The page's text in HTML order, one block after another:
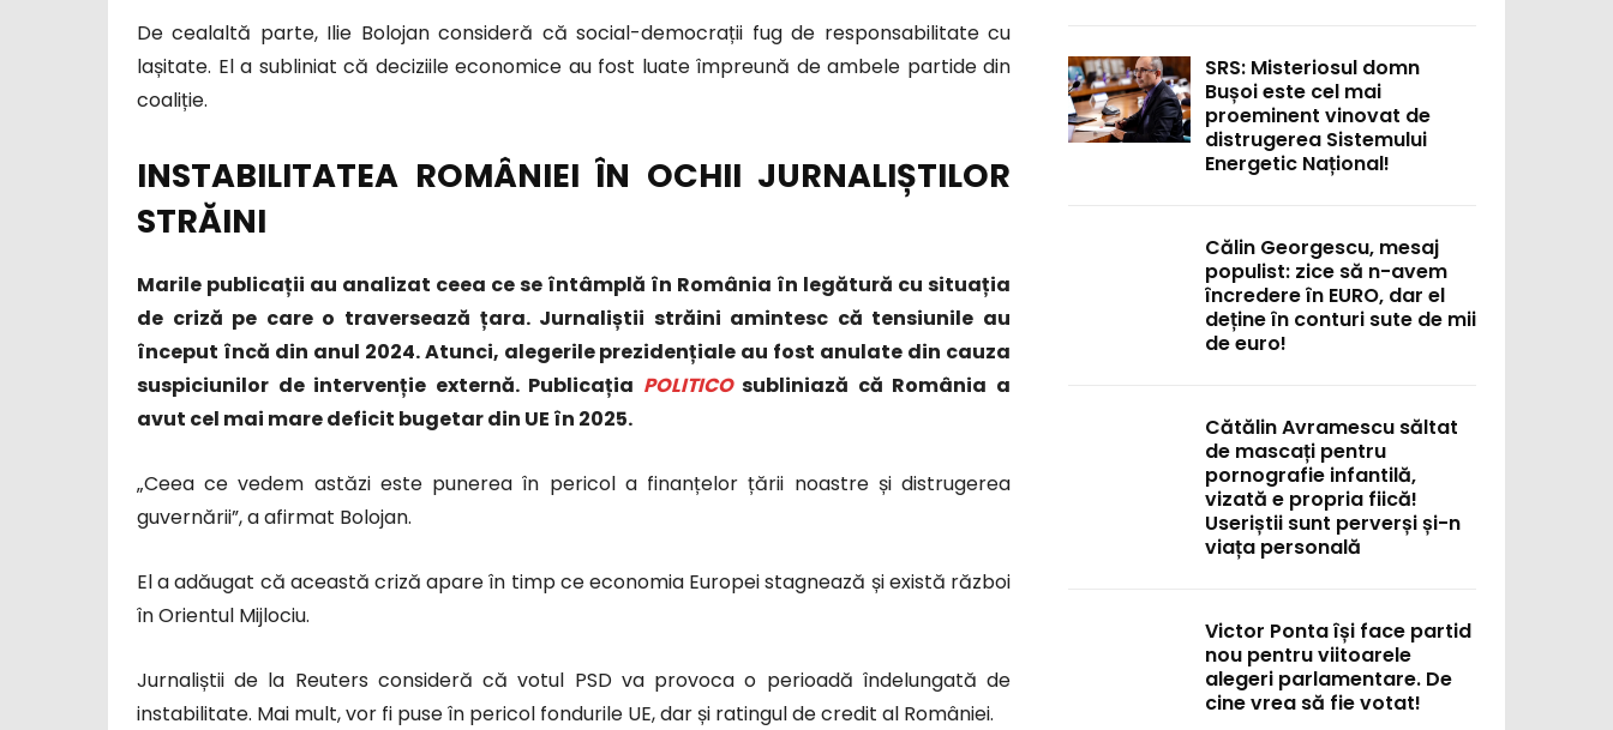
De cealaltă parte, Ilie Bolojan consideră că social-democrații fug de responsabilitate cu
lașitate. El a subliniat că deciziile economice au fost luate împreună de ambele partide din
coaliție.
INSTABILITATEA ROMÂNIEI ÎN OCHII JURNALIȘTILOR
STRĂINI
Marile publicații au analizat ceea ce se întâmplă în România în legătură cu situația
de criză pe care o traversează țara. Jurnaliștii străini amintesc că tensiunile au
început încă din anul 2024. Atunci, alegerile prezidențiale au fost anulate din cauza
suspiciunilor de intervenție externă. Publicația POLITICO subliniază că România a
avut cel mai mare deficit bugetar din UE în 2025.
„Ceea ce vedem astăzi este punerea în pericol a finanțelor țării noastre și distrugerea
guvernării”, a afirmat Bolojan.
El a adăugat că această criză apare în timp ce economia Europei stagnează și există război
în Orientul Mijlociu.
Jurnaliștii de la Reuters consideră că votul PSD va provoca o perioadă îndelungată de
instabilitate. Mai mult, vor fi puse în pericol fondurile UE, dar și ratingul de credit al României.
SRS: Misteriosul domn
Bușoi este cel mai
proeminent vinovat de
distrugerea Sistemului
Energetic Național!
Călin Georgescu, mesaj
populist: zice să n-avem
încredere în EURO, dar el
deține în conturi sute de mii
de euro!
Cătălin Avramescu săltat
de mascați pentru
pornografie infantilă,
vizată e propria fiică!
Useriștii sunt perverși și-n
viața personală
Victor Ponta își face partid
nou pentru viitoarele
alegeri parlamentare. De
cine vrea să fie votat!